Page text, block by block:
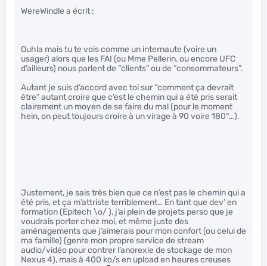
WereWindle a écrit :
Ouhla mais tu te vois comme un internaute (voire un
usager) alors que les FAI (ou Mme Pellerin, ou encore UFC
d’ailleurs) nous parlent de “clients” ou de “consommateurs”.
Autant je suis d’accord avec toi sur “comment ça devrait
être” autant croire que c’est le chemin qui a été pris serait
clairement un moyen de se faire du mal (pour le moment
hein, on peut toujours croire à un virage à 90 voire 180°…).
Justement, je sais très bien que ce n’est pas le chemin qui a
été pris, et ça m’attriste terriblement… En tant que dev’ en
formation (Epitech \o/ ), j’ai plein de projets perso que je
voudrais porter chez moi, et même juste des
aménagements que j’aimerais pour mon confort (ou celui de
ma famille) (genre mon propre service de stream
audio/vidéo pour contrer l’anorexie de stockage de mon
Nexus 4), mais à 400 ko/s en upload en heures creuses